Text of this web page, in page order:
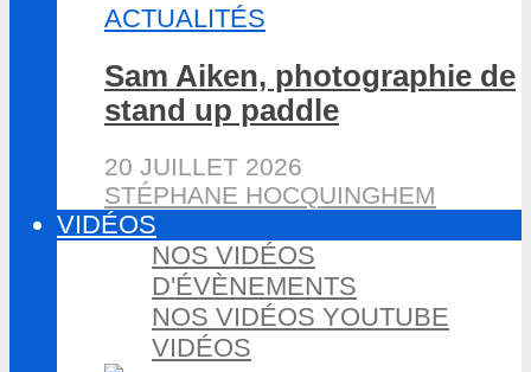
ACTUALITÉS
Sam Aiken, photographie de
stand up paddle
20 JUILLET 2026
STÉPHANE HOCQUINGHEM
VIDÉOS
NOS VIDÉOS
D'ÉVÈNEMENTS
NOS VIDÉOS YOUTUBE
VIDÉOS